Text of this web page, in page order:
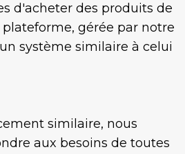
d'acheter des produits de
gérée par notre
système similaire à celui
similaire, nous
aux besoins de toutes